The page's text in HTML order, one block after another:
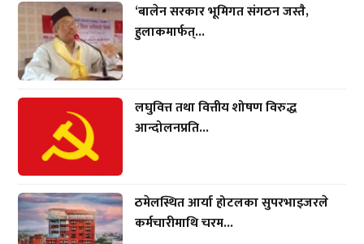
‘बालेन सरकार भूमिगत संगठन जस्तै,
हुलाकमार्फत्...
लघुवित्त तथा वित्तीय शोषण विरुद्ध
आन्दोलनप्रति...
ठमेलस्थित आर्या होटलका सुपरभाइजरले
कर्मचारीमाथि चरम...